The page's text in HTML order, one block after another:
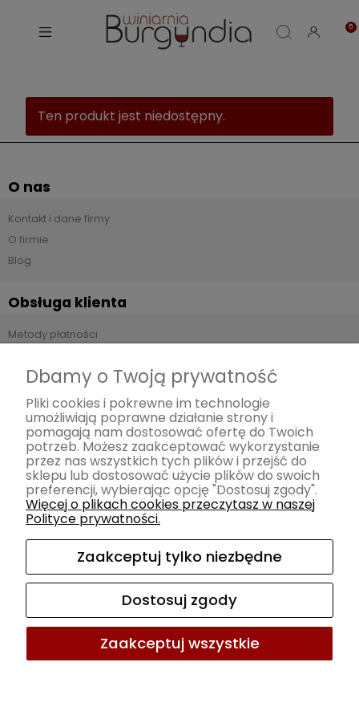
Ten produkt jest niedostępny.
O nas
Kontakt i dane firmy
O firmie
Blog
Obsługa klienta
Metody płatności
Czas realizacji zamówienia
Zwroty i reklamacje
Pomoc
Regulamin
Polityka prywatności
Twoje zamówienia
Ustawienia konta
Dbamy o Twoją prywatność
Pliki cookies i pokrewne im technologie
umożliwiają poprawne działanie strony i
pomagają nam dostosować ofertę do Twoich
potrzeb. Możesz zaakceptować wykorzystanie
przez nas wszystkich tych plików i przejść do
sklepu lub dostosować użycie plików do swoich
preferencji, wybierając opcję "Dostosuj zgody".
Więcej o plikach cookies przeczytasz w naszej
Polityce prywatności.
Zaakceptuj tylko niezbędne
Dostosuj zgody
Zaakceptuj wszystkie